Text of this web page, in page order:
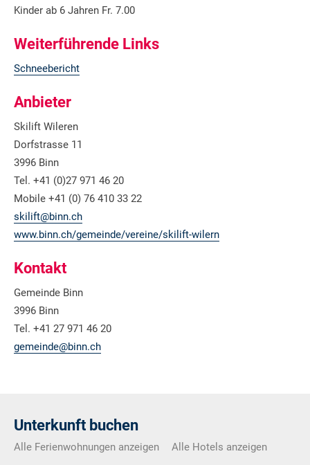
Kinder ab 6 Jahren Fr. 7.00
Weiterführende Links
Schneebericht
Anbieter
Skilift Wileren
Dorfstrasse 11
3996 Binn
Tel. +41 (0)27 971 46 20
Mobile +41 (0) 76 410 33 22
skilift@binn.ch
www.binn.ch/gemeinde/vereine/skilift-wilern
Kontakt
Gemeinde Binn
3996 Binn
Tel. +41 27 971 46 20
gemeinde@binn.ch
Unterkunft buchen
Alle Ferienwohnungen anzeigen Alle Hotels anzeigen